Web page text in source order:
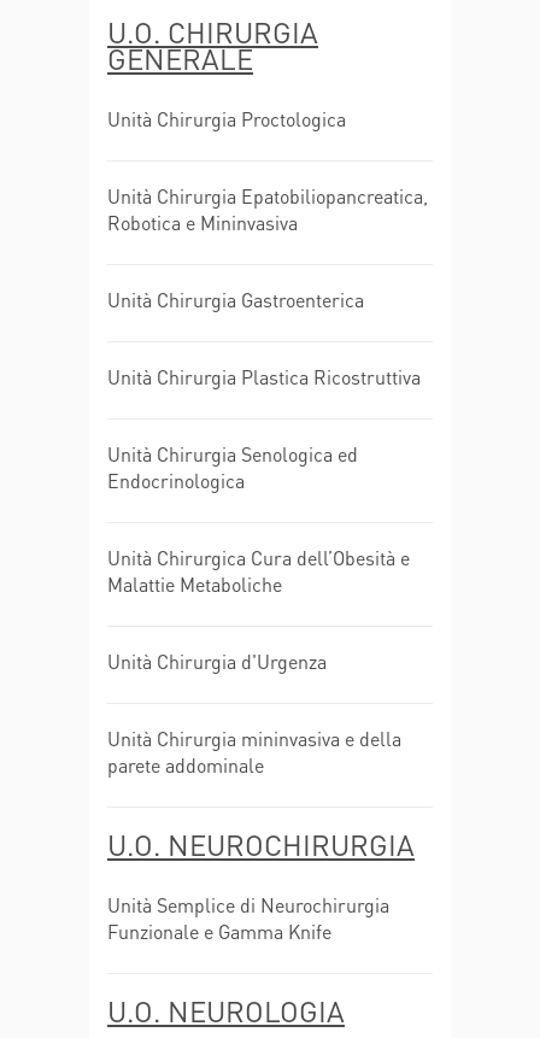
U.O. CHIRURGIA
GENERALE
Unità Chirurgia Proctologica
Unità Chirurgia Epatobiliopancreatica,
Robotica e Mininvasiva
Unità Chirurgia Gastroenterica
Unità Chirurgia Plastica Ricostruttiva
Unità Chirurgia Senologica ed
Endocrinologica
Unità Chirurgica Cura dell’Obesità e
Malattie Metaboliche
Unità Chirurgia d'Urgenza
Unità Chirurgia mininvasiva e della
parete addominale
U.O. NEUROCHIRURGIA
Unità Semplice di Neurochirurgia
Funzionale e Gamma Knife
U.O. NEUROLOGIA